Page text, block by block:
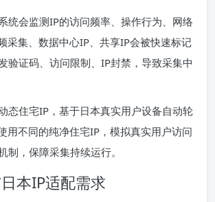
统会监测IP的访问频率、操作行为、网络
采集、数据中心IP、共享IP会被快速标记
验证码、访问限制、IP封禁，导致采集中
态住宅IP，基于日本真实用户设备自动轮
用不同的纯净住宅IP，模拟真实用户访问
制，保障采集持续运行。
本IP适配需求